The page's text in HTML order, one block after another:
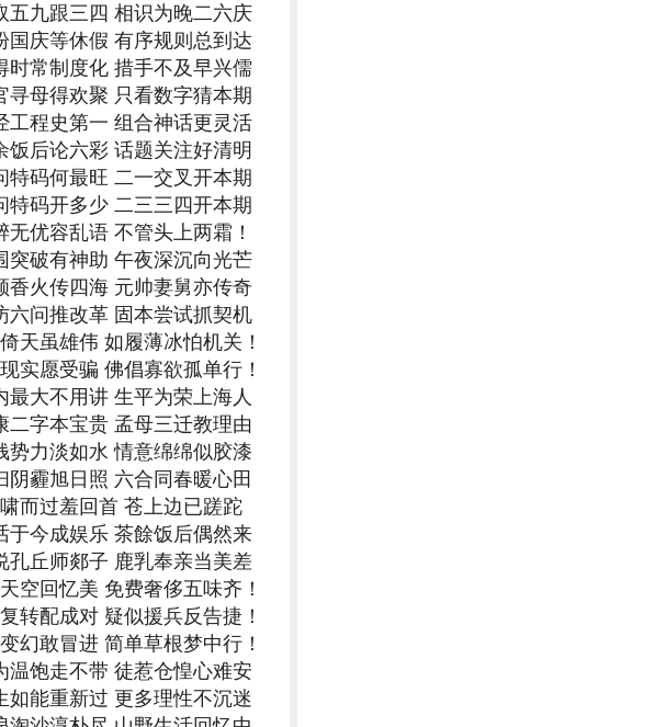
五九跟三四 相识为晚二六庆
庆等休假 有序规则总到达
常制度化 措手不及早兴儒
母得欢聚 只看数字猜本期
工程史第一 组合神话更灵活
后论六彩 话题关注好清明
码何最旺 二一交叉开本期
码开多少 二三三四开本期
优容乱语 不管头上两霜！
突破有神助 午夜深沉向光芒
香火传四海 元帅妻舅亦传奇
六问推改革 固本尝试抓契机
天虽雄伟 如履薄冰怕机关！
实愿受骗 佛倡寡欲孤单行！
大不用讲 生平为荣上海人
字本宝贵 孟母三迁教理由
力淡如水 情意绵绵似胶漆
霾旭日照 六合同春暖心田
而过羞回首 苍上边已蹉跎
于今成娱乐 茶餘饭后偶然来
丘师郯子 鹿乳奉亲当美差
空回忆美 免费奢侈五味齐！
转配成对 疑似援兵反告捷！
幻敢冒进 简单草根梦中行！
饱走不带 徒惹仓惶心难安
能重新过 更多理性不沉迷